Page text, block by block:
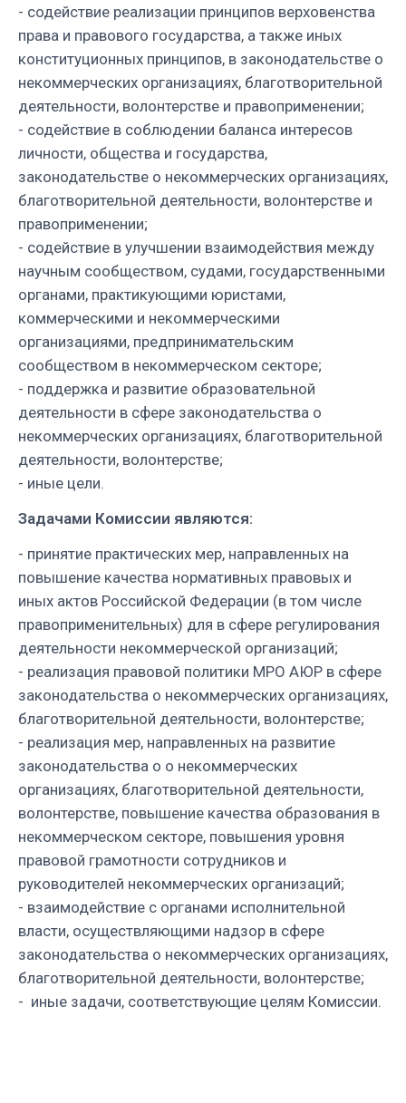
- содействие реализации принципов верховенства
права и правового государства, а также иных
конституционных принципов, в законодательстве о
некоммерческих организациях, благотворительной
деятельности, волонтерстве и правоприменении;
- содействие в соблюдении баланса интересов
личности, общества и государства,
законодательстве о некоммерческих организациях,
благотворительной деятельности, волонтерстве и
правоприменении;
- содействие в улучшении взаимодействия между
научным сообществом, судами, государственными
органами, практикующими юристами,
коммерческими и некоммерческими
организациями, предпринимательским
сообществом в некоммерческом секторе;
- поддержка и развитие образовательной
деятельности в сфере законодательства о
некоммерческих организациях, благотворительной
деятельности, волонтерстве;
- иные цели.
Задачами Комиссии являются:
- принятие практических мер, направленных на
повышение качества нормативных правовых и
иных актов Российской Федерации (в том числе
правоприменительных) для в сфере регулирования
деятельности некоммерческой организаций;
- реализация правовой политики МРО АЮР в сфере
законодательства о некоммерческих организациях,
благотворительной деятельности, волонтерстве;
- реализация мер, направленных на развитие
законодательства о о некоммерческих
организациях, благотворительной деятельности,
волонтерстве, повышение качества образования в
некоммерческом секторе, повышения уровня
правовой грамотности сотрудников и
руководителей некоммерческих организаций;
- взаимодействие с органами исполнительной
власти, осуществляющими надзор в сфере
законодательства о некоммерческих организациях,
благотворительной деятельности, волонтерстве;
- иные задачи, соответствующие целям Комиссии.